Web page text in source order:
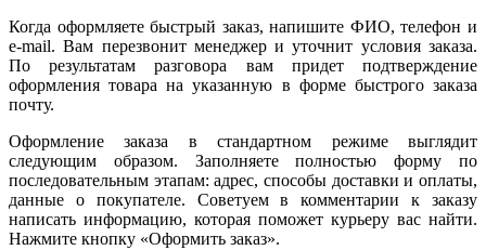
Когда оформляете быстрый заказ, напишите ФИО, телефон и
e-mail. Вам перезвонит менеджер и уточнит условия заказа.
По результатам разговора вам придет подтверждение
оформления товара на указанную в форме быстрого заказа
почту.
Оформление заказа в стандартном режиме выглядит
следующим образом. Заполняете полностью форму по
последовательным этапам: адрес, способы доставки и оплаты,
данные о покупателе. Советуем в комментарии к заказу
написать информацию, которая поможет курьеру вас найти.
Нажмите кнопку «Оформить заказ».